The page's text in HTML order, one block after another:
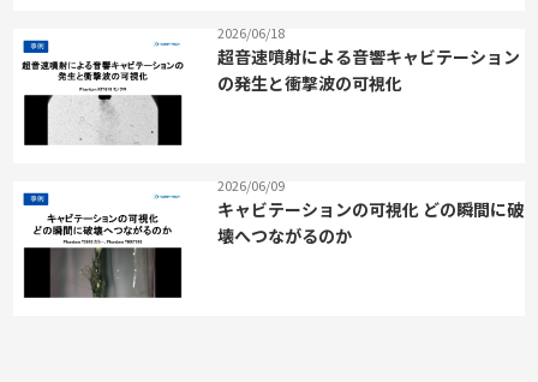
2026/06/18
超音速噴射による音響キャビテーション
の発生と衝撃波の可視化
2026/06/09
キャビテーションの可視化 どの瞬間に破
壊へつながるのか